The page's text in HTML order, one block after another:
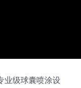
业级球囊喷涂设